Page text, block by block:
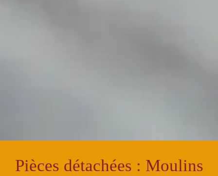
Pièces détachées : Moulins